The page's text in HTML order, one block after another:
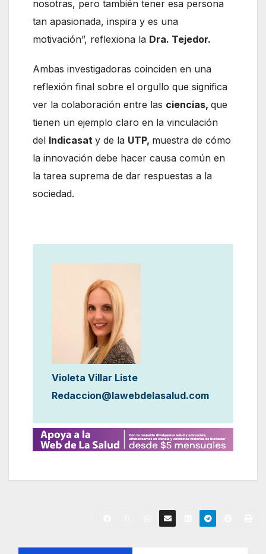
nosotras, pero también tener esa persona
tan apasionada, inspira y es una
motivación”, reflexiona la Dra. Tejedor.
Ambas investigadoras coinciden en una
reflexión final sobre el orgullo que significa
ver la colaboración entre las ciencias, que
tienen un ejemplo claro en la vinculación
del Indicasat y de la UTP, muestra de cómo
la innovación debe hacer causa común en
la tarea suprema de dar respuestas a la
sociedad.
Violeta Villar Liste
Redaccion@lawebdelasalud.com
N